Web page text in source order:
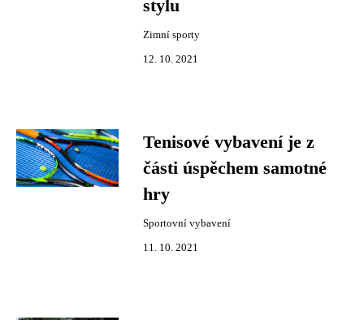
stylu
Zimní sporty
12. 10. 2021
Tenisové vybavení je z
části úspěchem samotné
hry
Sportovní vybavení
11. 10. 2021